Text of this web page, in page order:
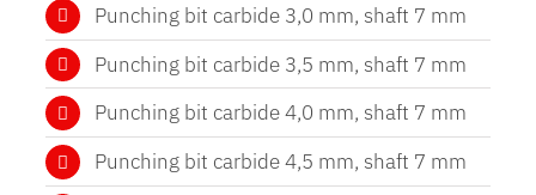
Punching bit carbide 3,0 mm, shaft 7 mm
Punching bit carbide 3,5 mm, shaft 7 mm
Punching bit carbide 4,0 mm, shaft 7 mm
Punching bit carbide 4,5 mm, shaft 7 mm